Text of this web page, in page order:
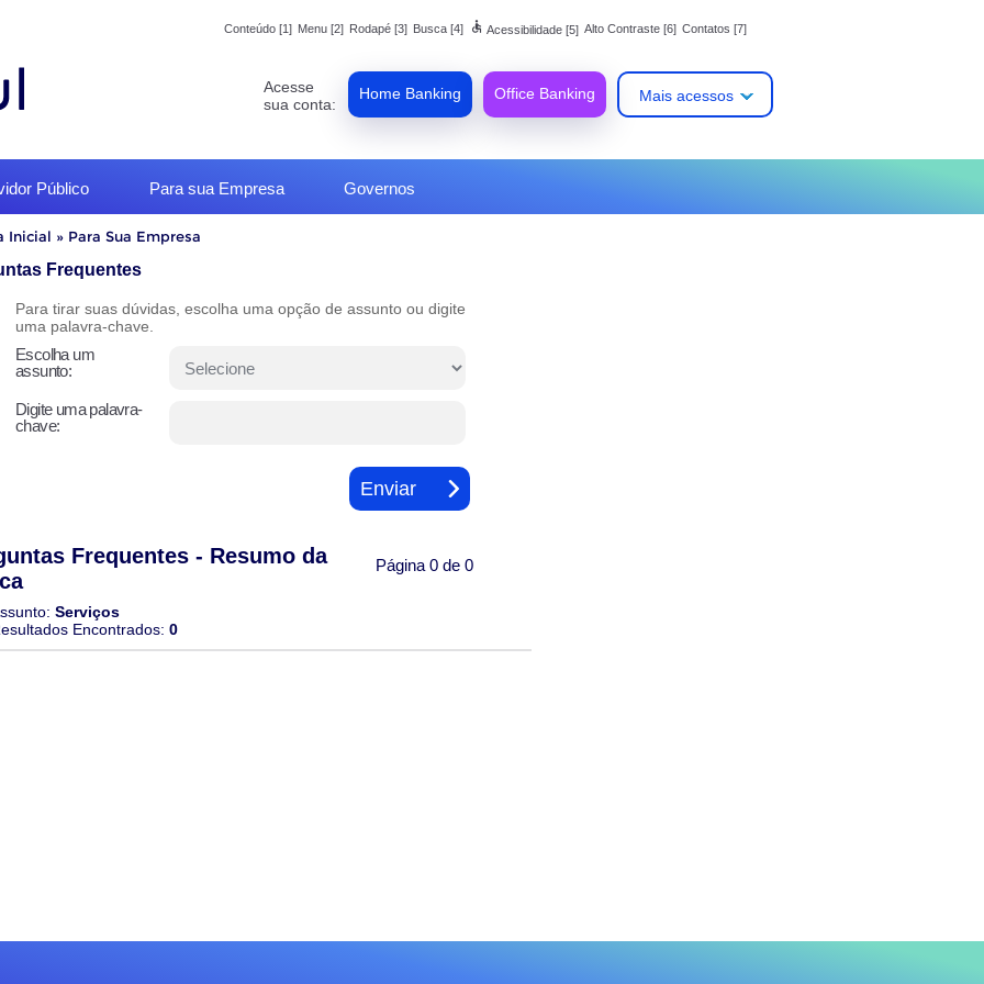
Conteúdo [1] Menu [2] Rodapé [3] Busca [4] accessible Acessibilidade [5] Alto Contraste [6] Contatos [7]
Acesse
sua conta:
Home Banking Office Banking Mais acessos
Público Para sua Empresa Governos
Inicial » Para Sua Empresa
Frequentes
Para tirar suas dúvidas, escolha uma opção de assunto ou digite
uma palavra-chave.
Escolha um
assunto:
Digite uma palavra-
chave:
Frequentes - Resumo da
Página 0 de 0
Serviços
Encontrados: 0